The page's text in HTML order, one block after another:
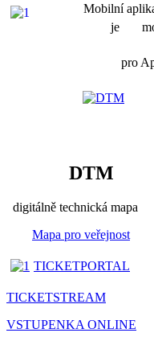
Mobilní
je
pro
DTM
digitálně technická mapa
Mapa pro veřejnost
TICKETPORTAL
TICKETSTREAM
VSTUPENKA ONLINE